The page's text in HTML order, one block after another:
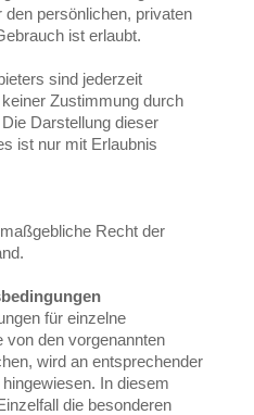
persönlichen, privaten
ist erlaubt.
sind jederzeit
Zustimmung durch
Darstellung dieser
ist nur mit Erlaubnis
Recht der
für einzelne
von den vorgenannten
wird an entsprechender
In diesem
die besonderen